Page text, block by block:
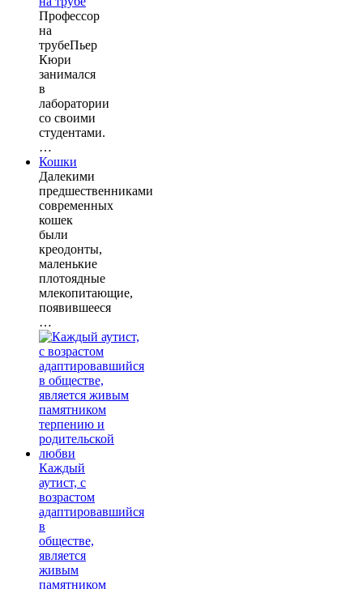
Профессор
на
трубеПьер
Кюри
занимался
в
лаборатории
со своими
студентами.
…
Кошки
Далекими
предшественниками
современных
кошек
были
креодонты,
маленькие
плотоядные
млекопитающие,
появившееся
…
Каждый
аутист, с
возрастом
адаптировавшийся
в
обществе,
является
живым
памятником